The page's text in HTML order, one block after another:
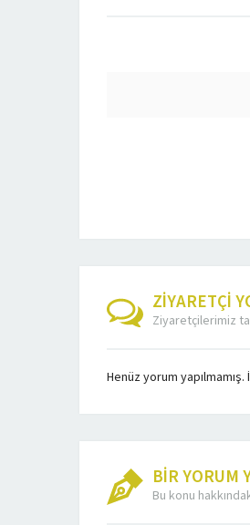
ZİYARETÇİ
Ziyaretçilerimiz
Henüz yorum
BİR YORUM
Bu konu